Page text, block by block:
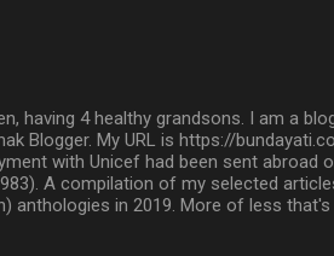
having 4 healthy grandsons. I am a
Blogger. My URL is https://
with Unicef had been sent abroad
A compilation of my selected
anthologies in 2019. More of less